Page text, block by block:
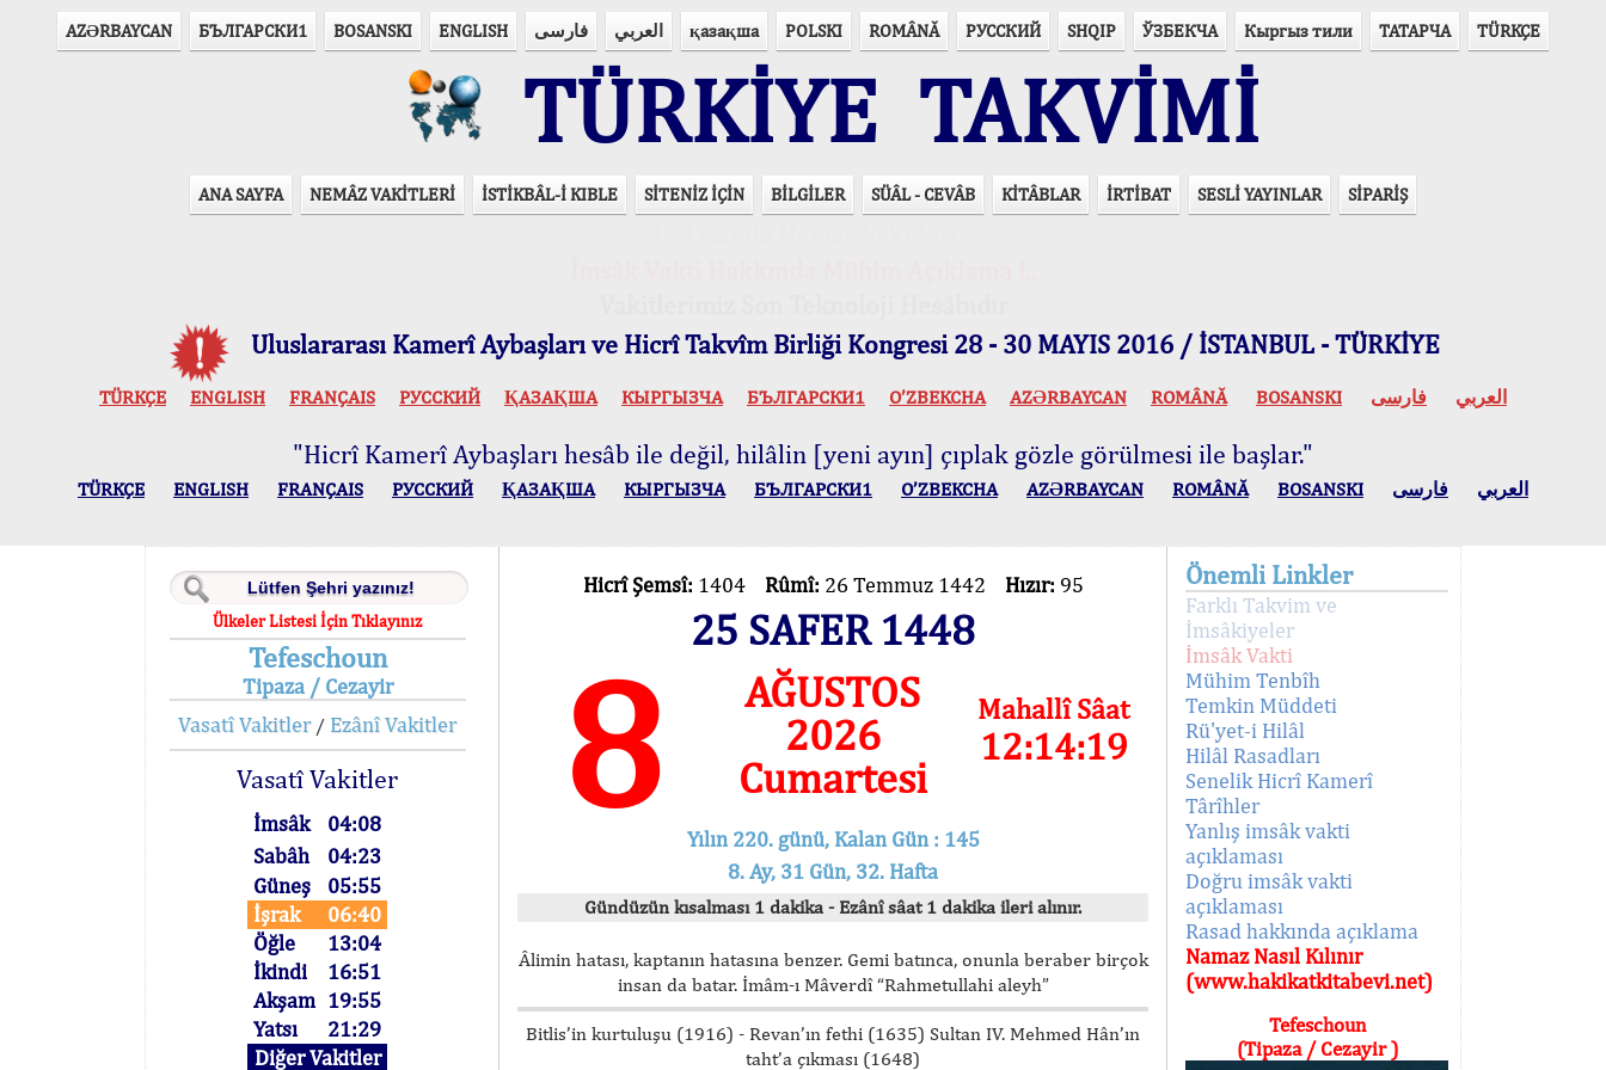
AZӘRBAYCAN БЪЛГАРСКИ1 BOSANSKI ENGLISH فارسی العربي қазақша POLSKI ROMÂNĂ РУССКИЙ SHQIP ЎЗБЕКЧА Кыргыз тили ТАТАРЧА TÜRKÇE
TÜRKİYE TAKVİMİ
ANA SAYFA NEMÂZ VAKİTLERİ İSTİKBÂL-İ KIBLE SİTENİZ İÇİN BİLGİLER SÜÂL - CEVÂB KİTÂBLAR İRTİBAT SESLİ YAYINLAR SİPARİŞ
Uluslararası Kamerî Aybaşları ve Hicrî Takvîm Birliği Kongresi 28 - 30 MAYIS 2016 / İSTANBUL - TÜRKİYE
TÜRKÇE ENGLISH FRANÇAIS РУССКИЙ ҚАЗАҚША КЫPГЫЗЧA БЪЛГАРСКИ1 O’ZBEKCHA AZӘRBAYCAN ROMÂNĂ BOSANSKI العربي فارسی
"Hicrî Kamerî Aybaşları hesâb ile değil, hilâlin [yeni ayın] çıplak gözle görülmesi ile başlar."
TÜRKÇE ENGLISH FRANÇAIS РУССКИЙ ҚАЗАҚША КЫPГЫЗЧA БЪЛГАРСКИ1 O’ZBEKCHA AZӘRBAYCAN ROMÂNĂ BOSANSKI العربي فارسی
Ülkeler Listesi İçin Tıklayınız
Tefeschoun
Tipaza / Cezayir
Vasatî Vakitler/ Ezânî Vakitler
Vasatî Vakitler
İmsâk
04:08
Sabâh
04:23
Güneş
05:55
İşrak
06:40
Öğle
13:04
İkindi
16:51
Akşam 19:55
Yatsı
21:29
Diğer Vakitler
Hicrî Şemsî: 1404 Rûmî: 26 Temmuz 1442 Hızır: 95
25 SAFER 1448
8
AĞUSTOS
2026
Cumartesi
Mahallî Sâat
12:14:19
Yılın 220. günü, Kalan Gün : 145
8. Ay, 31 Gün, 32. Hafta
Gündüzün kısalması 1 dakika - Ezânî sâat 1 dakika ileri alınır.
Âlimin hatası, kaptanın hatasına benzer. Gemi batınca, onunla beraber birçok
insan da batar. İmâm-ı Mâverdî “Rahmetullahi aleyh”
Bitlis’in kurtuluşu (1916) - Revan’ın fethi (1635) Sultan IV. Mehmed Hân’ın
taht’a çıkması (1648)
Önemli Linkler
Farklı Takvim ve
İmsâkiyeler
İmsâk Vakti
Mühim Tenbîh
Temkin Müddeti
Rü'yet-i Hilâl
Hilâl Rasadları
Senelik Hicrî Kamerî
Târîhler
Yanlış imsâk vakti
açıklaması
Doğru imsâk vakti
açıklaması
Rasad hakkında açıklama
Namaz Nasıl Kılınır
(www.hakikatkitabevi.net)
Tefeschoun
(Tipaza / Cezayir )